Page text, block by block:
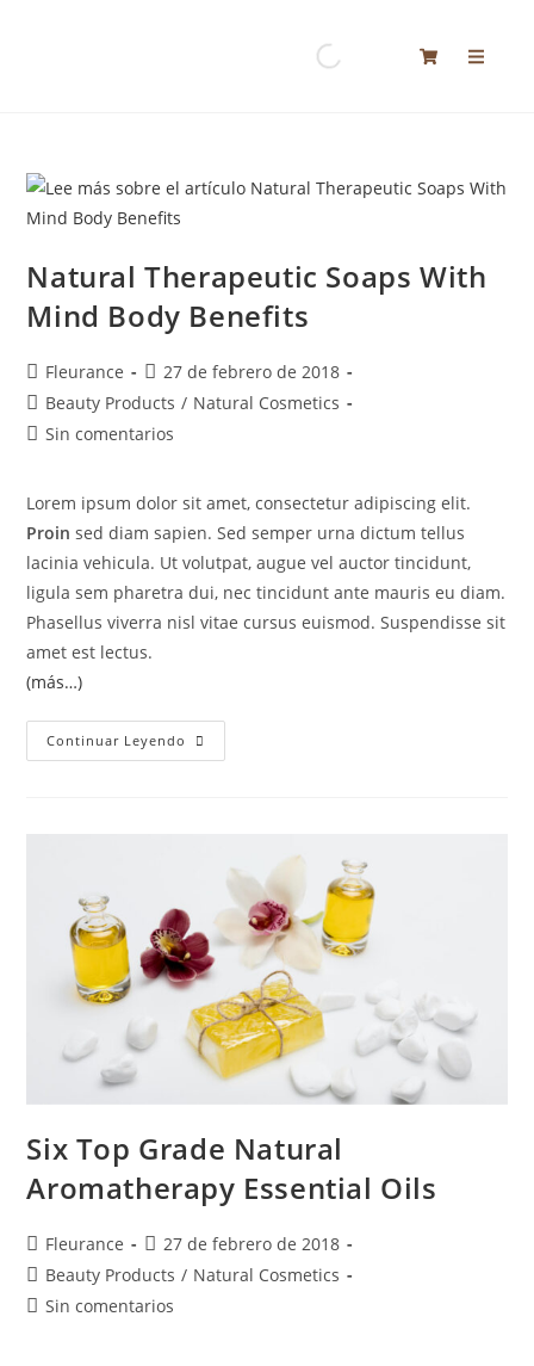
Natural Therapeutic Soaps With
Mind Body Benefits
Fleurance
27 de febrero de 2018
Beauty Products / Natural Cosmetics
Sin comentarios
Lorem ipsum dolor sit amet, consectetur adipiscing elit.
Proin sed diam sapien. Sed semper urna dictum tellus
lacinia vehicula. Ut volutpat, augue vel auctor tincidunt,
ligula sem pharetra dui, nec tincidunt ante mauris eu diam.
Phasellus viverra nisl vitae cursus euismod. Suspendisse sit
amet est lectus.
(más…)
Continuar Leyendo
Six Top Grade Natural
Aromatherapy Essential Oils
Fleurance
27 de febrero de 2018
Beauty Products / Natural Cosmetics
Sin comentarios